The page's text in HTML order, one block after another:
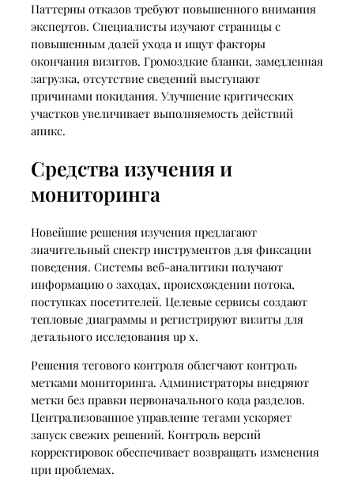
Паттерны отказов требуют повышенного внимания
экспертов. Специалисты изучают страницы с
повышенным долей ухода и ищут факторы
окончания визитов. Громоздкие бланки, замедленная
загрузка, отсутствие сведений выступают
причинами покидания. Улучшение критических
участков увеличивает выполняемость действий
апикс.
Средства изучения и
мониторинга
Новейшие решения изучения предлагают
значительный спектр инструментов для фиксации
поведения. Системы веб-аналитики получают
информацию о заходах, происхождении потока,
поступках посетителей. Целевые сервисы создают
тепловые диаграммы и регистрируют визиты для
детального исследования up x.
Решения тегового контроля облегчают контроль
метками мониторинга. Администраторы внедряют
метки без правки первоначального кода разделов.
Централизованное управление тегами ускоряет
запуск свежих решений. Контроль версий
корректировок обеспечивает возвращать изменения
при проблемах.